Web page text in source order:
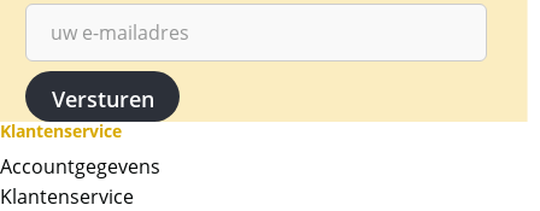
Klantenservice
Accountgegevens
Klantenservice